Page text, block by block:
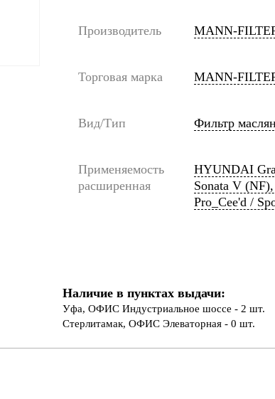
Производитель MANN-
Торговая марка MANN-
Вид/Тип Фильтр
Применяемость
расширенная
HYUNDAI
Sonata V
Pro_Cee'd /
Наличие в пунктах выдачи:
Уфа, ОФИС Индустриальное шоссе - 2 шт.
Стерлитамак, ОФИС Элеваторная - 0 шт.